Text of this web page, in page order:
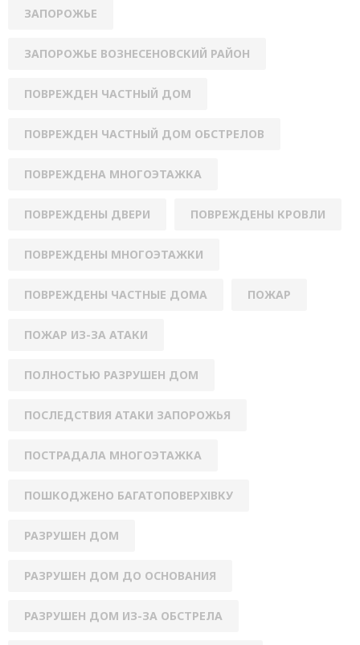
ЗАПОРОЖЬЕ
ЗАПОРОЖЬЕ ВОЗНЕСЕНОВСКИЙ РАЙОН
ПОВРЕЖДЕН ЧАСТНЫЙ ДОМ
ПОВРЕЖДЕН ЧАСТНЫЙ ДОМ ОБСТРЕЛОВ
ПОВРЕЖДЕНА МНОГОЭТАЖКА
ПОВРЕЖДЕНЫ ДВЕРИ ПОВРЕЖДЕНЫ КРОВЛИ
ПОВРЕЖДЕНЫ МНОГОЭТАЖКИ
ПОВРЕЖДЕНЫ ЧАСТНЫЕ ДОМА ПОЖАР
ПОЖАР ИЗ-ЗА АТАКИ
ПОЛНОСТЬЮ РАЗРУШЕН ДОМ
ПОСЛЕДСТВИЯ АТАКИ ЗАПОРОЖЬЯ
ПОСТРАДАЛА МНОГОЭТАЖКА
ПОШКОДЖЕНО БАГАТОПОВЕРХІВКУ
РАЗРУШЕН ДОМ
РАЗРУШЕН ДОМ ДО ОСНОВАНИЯ
РАЗРУШЕН ДОМ ИЗ-ЗА ОБСТРЕЛА